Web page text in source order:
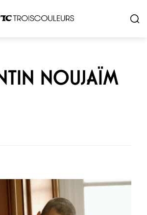
NOUJAÏM